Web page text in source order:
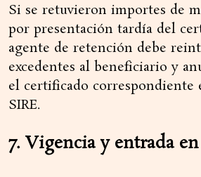
Si se retuvieron importes de
por presentación tardía del
agente de retención debe
excedentes al beneficiario y
el certificado correspondiente
SIRE.
7. Vigencia y entrada